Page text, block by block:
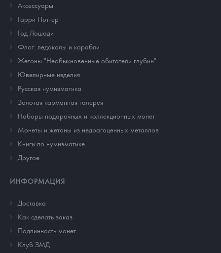
Аксессуары
Гарри Поттер
Год Лошади
Флот: ледоколы и корабли
Жетоны "Необыкновенные обитатели глубин"
Ювелирные изделия
Русская нумизматика
Золотая карманная галерея
Наборы подарочных и коллекционных монет
Монеты и жетоны из недрагоценных металлов
Книги по нумизматике
Другое
ИНФОРМАЦИЯ
Доставка
Как сделать заказ
Подлинность монет
Клуб ЗМД